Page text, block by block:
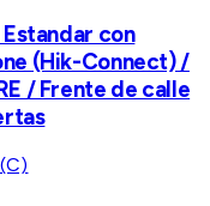
con
(Hik-Connect) /
/ Frente de calle